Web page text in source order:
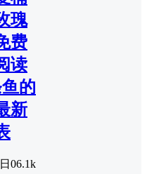
瑰
费
读
鱼的
新
06.1k